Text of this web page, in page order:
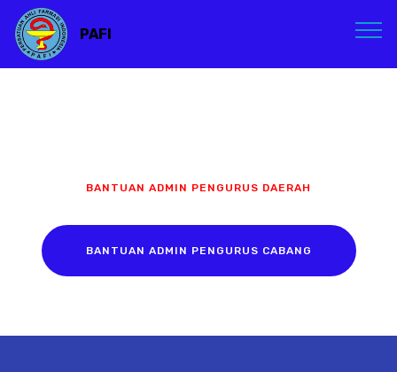
PAFI
BANTUAN ADMIN PENGURUS DAERAH
BANTUAN ADMIN PENGURUS CABANG